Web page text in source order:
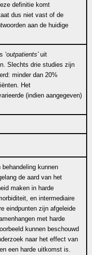
definitie komt
dus niet vast of de
aan de huidige
‘outpatients’ uit
Slechts drie studies zijn
minder dan 20%
Het
(indien aangegeven)
kunnen
de aard van het
maken in harde
en intermediaire
eindpunten zijn afgeleide
met harde
kunnen beschouwd
naar het effect van
een harde uitkomst is.